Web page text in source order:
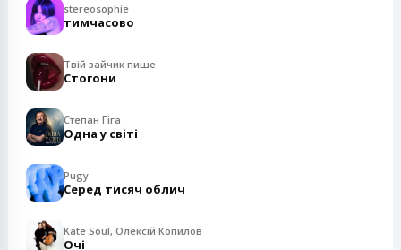
stereosophie
тимчасово
Твій зайчик пише
Стогони
Степан Гіга
Одна у світі
Pugy
Серед тисяч облич
Kate Soul, Олексій Копилов
Очі